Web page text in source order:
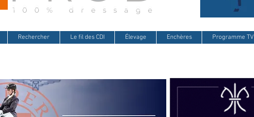
100% dressage
Rechercher Le fil des CDI Élevage Enchères Programme TV